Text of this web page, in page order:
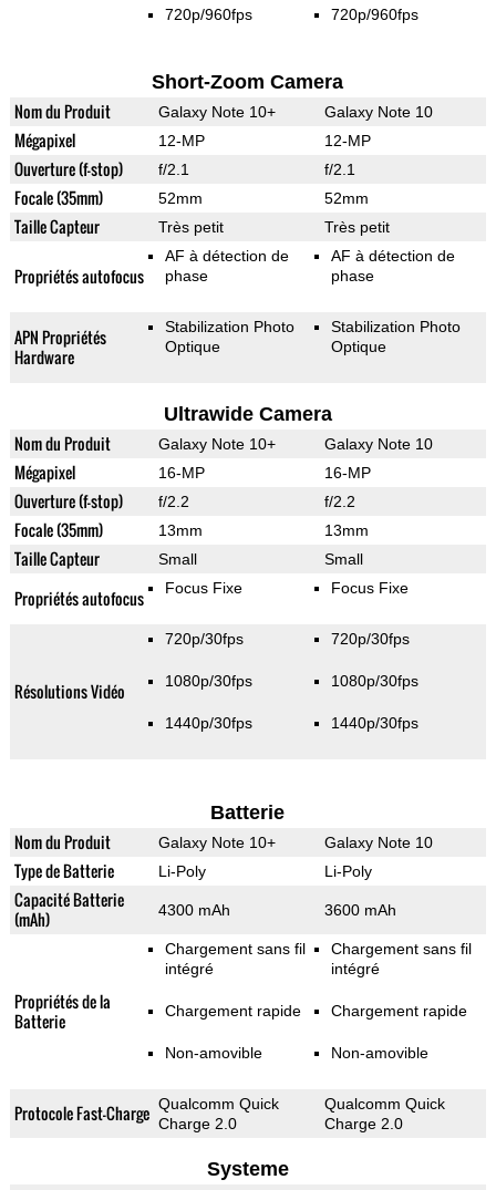
720p/960fps 720p/960fps
Short-Zoom Camera
Nom du Produit Galaxy Note 10+ Galaxy Note 10
Mégapixel 12-MP 12-MP
Ouverture (f-stop) f/2.1 f/2.1
Focale (35mm) 52mm 52mm
Taille Capteur Très petit Très petit
Propriétés autofocus
AF à détection de
phase
AF à détection de
phase
APN Propriétés
Hardware
Stabilization Photo
Optique
Stabilization Photo
Optique
Ultrawide Camera
Nom du Produit Galaxy Note 10+ Galaxy Note 10
Mégapixel 16-MP 16-MP
Ouverture (f-stop) f/2.2 f/2.2
Focale (35mm) 13mm 13mm
Taille Capteur Small Small
Propriétés autofocus Focus Fixe Focus Fixe
Résolutions Vidéo
720p/30fps
1080p/30fps
1440p/30fps
720p/30fps
1080p/30fps
1440p/30fps
Batterie
Nom du Produit Galaxy Note 10+ Galaxy Note 10
Type de Batterie Li-Poly Li-Poly
Capacité Batterie
(mAh)
4300 mAh 3600 mAh
Propriétés de la
Batterie
Chargement sans fil
intégré
Chargement rapide
Non-amovible
Chargement sans fil
intégré
Chargement rapide
Non-amovible
Protocole Fast-Charge Qualcomm Quick
Charge 2.0
Qualcomm Quick
Charge 2.0
Systeme